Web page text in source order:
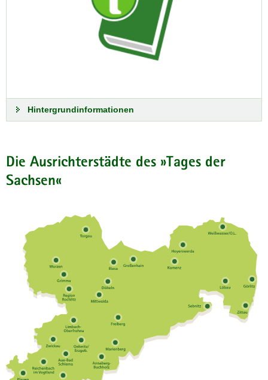
Jubiläumsbroschüre mit Blick auf alle
Vom 5. bis 7. September 2025 wird die
Seidenblumenstadt Sebnitz in der Sächsischen
Schweiz den »Tag der Sachsen« ausrichten.
Zur Jubiläumsbroschüre
Hintergrundinformationen
Die Ausrichterstädte des »Tages der
Sachsen«